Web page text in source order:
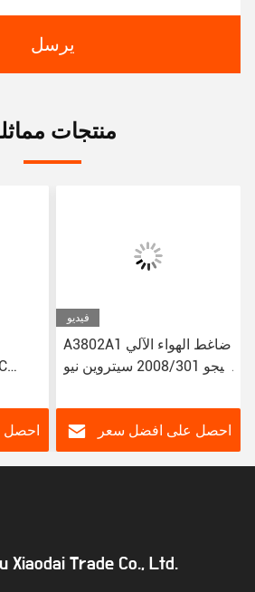
يرسل
منتجات
احصل
فيديو
A3802A1 ضاغط الهواء الآلي
لبيجو 2008/301 سيتروين نيو
JSR11T601088
احصل على افضل سعر
Xiaodai Trade Co., Ltd.